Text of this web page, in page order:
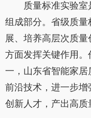
质量标准实验
组成部分。省级质
展、培养高层次质
方面发挥关键作用。
一，山东省智能家
前沿技术，进一步
创新人才，产出高质